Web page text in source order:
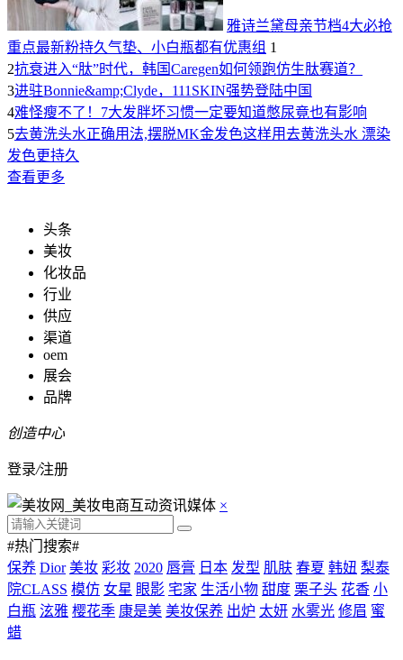
雅诗兰黛母亲节档4大必抢
重点最新粉持久气垫、小白瓶都有优惠组 1
2抗衰进入“肽”时代，韩国Caregen如何领跑仿生肽赛道？
3进驻Bonnie&amp;Clyde，111SKIN强势登陆中国
4难怪瘦不了！7大发胖坏习惯一定要知道憋尿竟也有影响
5去黄洗头水正确用法,摆脱MK金发色这样用去黄洗头水 漂染
发色更持久
查看更多
头条
美妆
化妆品
行业
供应
渠道
oem
展会
品牌
创造中心
登录/注册
×
#热门搜索#
保养 Dior 美妆 彩妆 2020 唇膏 日本 发型 肌肤 春夏 韩妞 梨泰
院CLASS 模仿 女星 眼影 宅家 生活小物 甜度 栗子头 花香 小
白瓶 泫雅 樱花季 康是美 美妆保养 出炉 太妍 水雾光 修眉 蜜
蜡